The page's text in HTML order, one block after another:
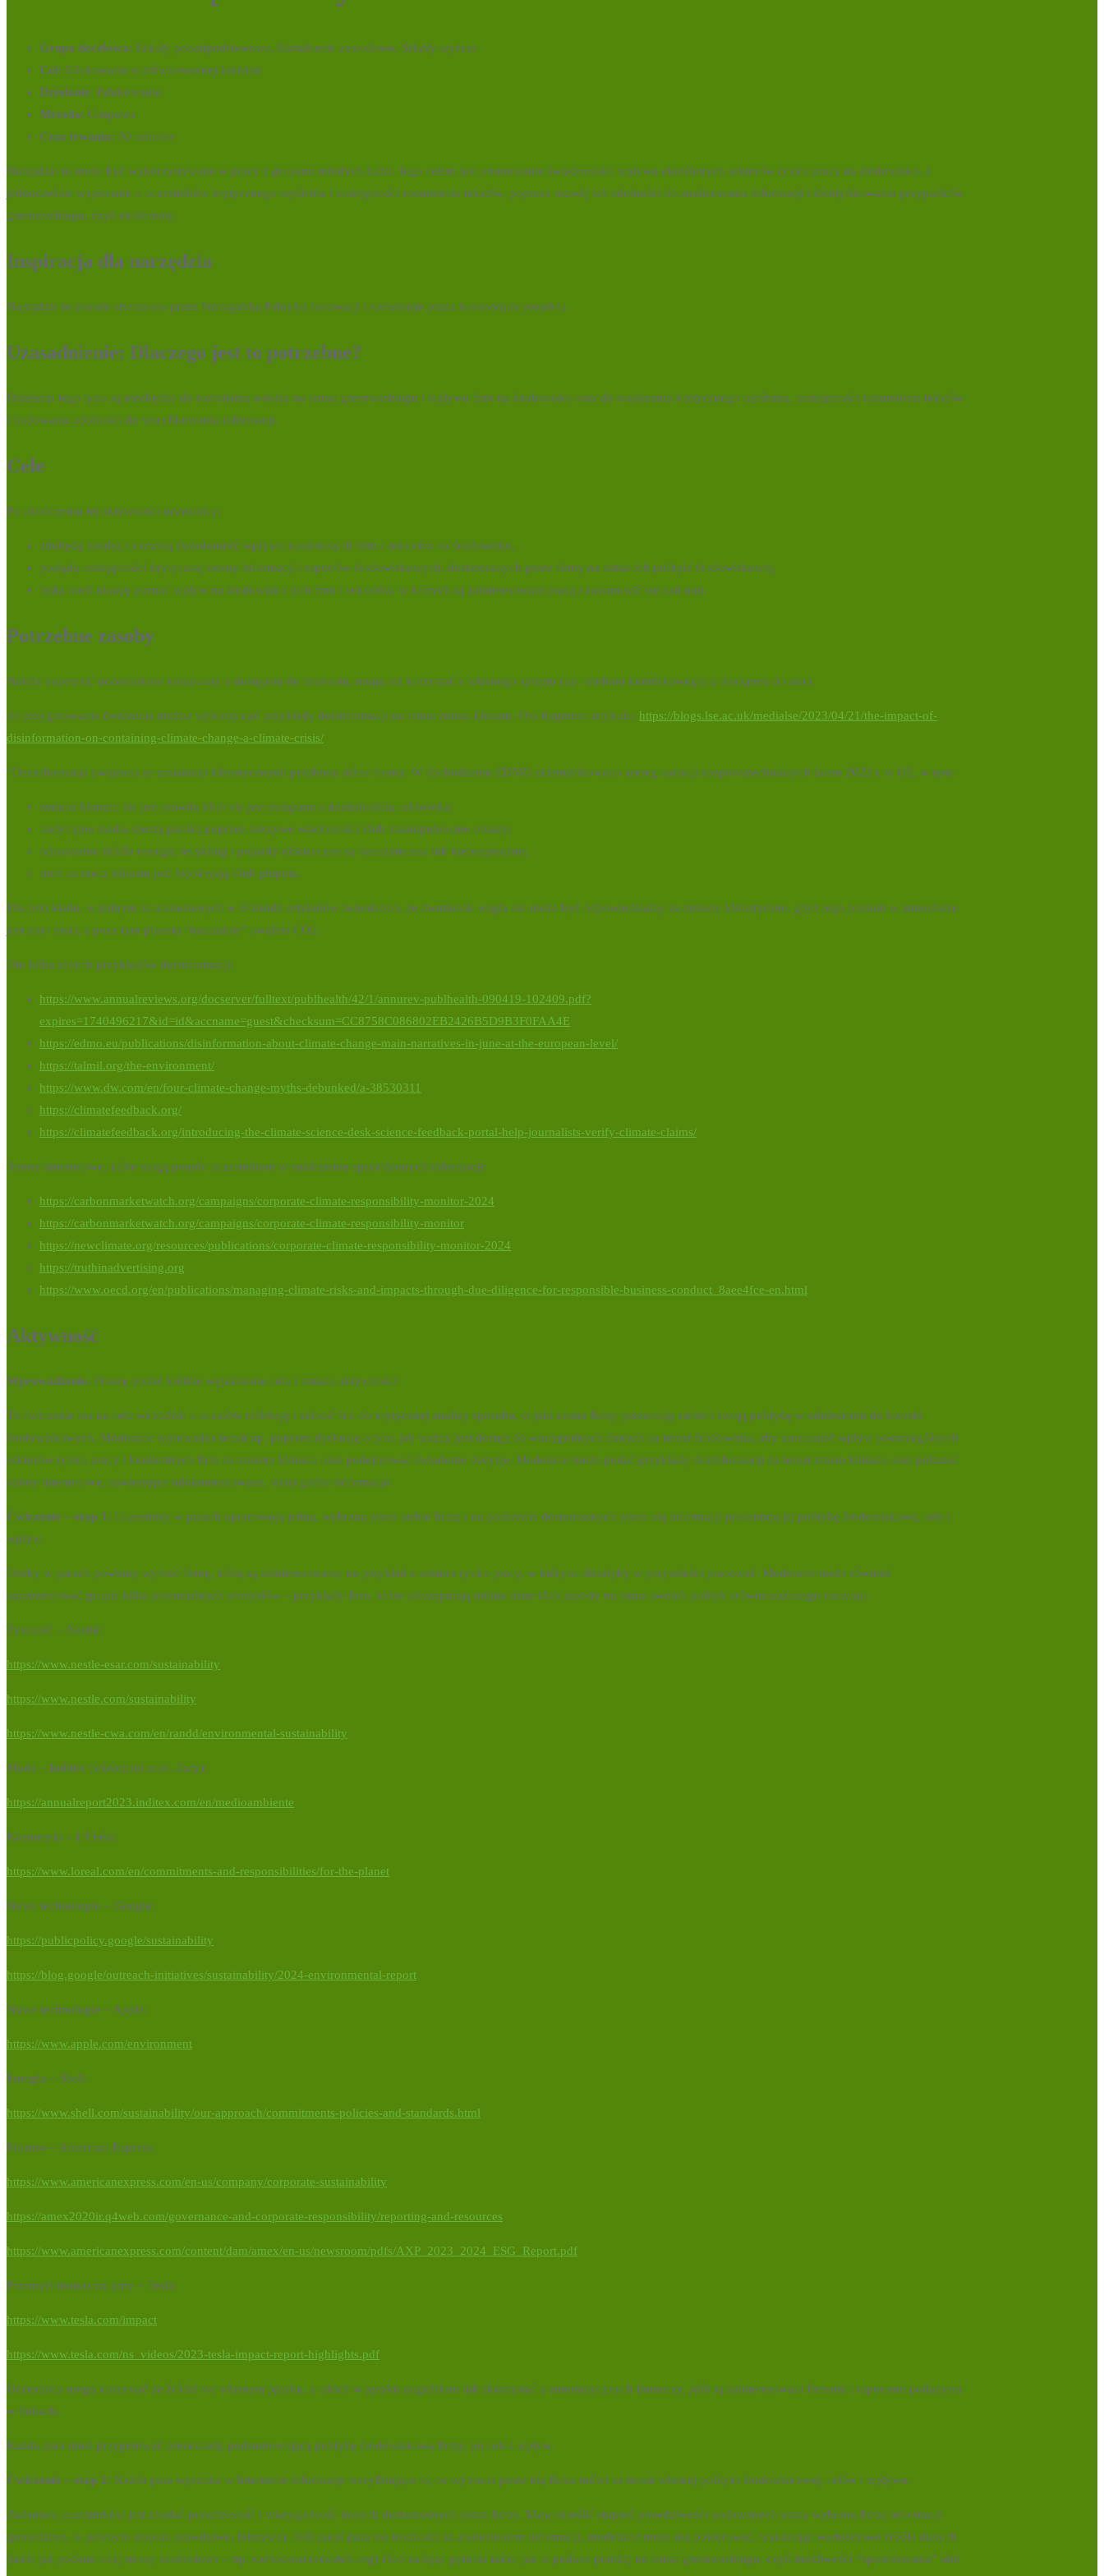
Grupa docelowa: Szkoły ponadpodstawowe, Kształcenie zawodowe, Szkoły wyższe
Cel: Edukowanie o zrównoważnej karierze
Działanie: Edukowanie
Metoda: Grupowa
Czas trwania: 90 minutes
Narzędzie to może być wykorzystywane w pracy z grupami młodych ludzi. Jego celem jest promowanie świadomości wpływu określonych sektorów rynku pracy na środowisko, a
jednocześnie wspieranie u uczestników krytycznego myślenia i umiejętności rozumienia tekstów, poprzez rozwój ich zdolności do analizowania informacji i identyfikowania przypadków
greenwashingu, czyli ekościemy.
Inspiracja dla narzędzia
Narzędzie to zostało stworzone przez Portugalską Fabrykę Innowacji i rozwinięte przez konsorcjum projektu.
Uzasadnienie: Dlaczego jest to potrzebne?
Działania tego typu są niezbędne do rozwijania wiedzy na temat greenwashingu i wpływu firm na środowisko oraz do wspierania krytycznego myślenia, umiejętności rozumienia tekstów
i budowania zdolności do weryfikowania informacji.
Cele
Po ukończeniu tej aktywności uczestnicy:
zdobędą wiedzę i rozwiną świadomość wpływu konkretnych firm i sektorów na środowisko,
posiądą umiejętności krytycznej oceny informacji i raportów środowiskowych, dostarczanych przez firmy na temat ich polityki środowiskowej,
będą mieli okazję poznać wpływ na środowisko tych firm i sektorów, w których są zainteresowani pracą i zastanowić się nad nim.
Potrzebne zasoby
Należy zapewnić uczestnikom komputery z dostępem do Internetu; mogą też korzystać z własnego sprzętu (np. telefonu komórkowego) z dostępem do sieci.
do przygotowania ćwiczenia można wykorzystać przykłady dezinformacji na temat zmian klimatu. Oto fragment artykułu: https://blogs.lse.ac.uk/medialse/2023/04/21/the-impact-of-
disinformation-on-containing-climate-change-a-climate-crisis/
“Dezinformacja związana ze zmianami klimatycznymi przybiera różne formy. W dochodzeniu EDMO zidentyfikowano szereg narracji rozpowszechnianych latem 2022 r. w UE, w tym:
zmiana klimatu nie jest prawdą i/lub nie jest związana z działalnością człowieka;
tradycyjne media szerzą panikę poprzez fałszywe wiadomości i/lub zmanipulowane obrazy;
odnawialne źródła energii, recykling i pojazdy elektryczne są bezużyteczne lub niebezpieczne;
ruch na rzecz klimatu jest hipokryzją i/lub głupotą.
Dla przykładu, w jednym ze znalezionych w Holandii artykułów twierdzono, że dwutlenek węgla nie może być odpowiedzialny za zmiany klimatyczne, gdyż jego poziom w atmosferze
jest zbyt niski, a poza tym planeta “naturalnie” uwalnia CO2.
Oto kilka innych przykładów dezinformacji:
https://www.annualreviews.org/docserver/fulltext/publhealth/42/1/annurev-publhealth-090419-102409.pdf?
expires=1740496217&id=id&accname=guest&checksum=CC8758C086802EB2426B5D9B3F0FAA4E
https://edmo.eu/publications/disinformation-about-climate-change-main-narratives-in-june-at-the-european-level/
https://talmil.org/the-environment/
https://www.dw.com/en/four-climate-change-myths-debunked/a-38530311
https://climatefeedback.org/
https://climatefeedback.org/introducing-the-climate-science-desk-science-feedback-portal-help-journalists-verify-climate-claims/
Strony internetowe, które mogą pomóc uczestnikom w znalezieniu sprawdzonych informacji:
https://carbonmarketwatch.org/campaigns/corporate-climate-responsibility-monitor-2024
https://carbonmarketwatch.org/campaigns/corporate-climate-responsibility-monitor
https://newclimate.org/resources/publications/corporate-climate-responsibility-monitor-2024
https://truthinadvertising.org
https://www.oecd.org/en/publications/managing-climate-risks-and-impacts-through-due-diligence-for-responsible-business-conduct_8aee4fce-en.html
Aktywność
Wprowadzenie: Proszę podać krótkie wyjaśnienie celu i tematu aktywności
To ćwiczenie ma na celu wzbudzić u uczniów refleksję i skłonić ich do krytycznej analizy sposobu, w jaki znane firmy prezentują siebie i swoją politykę w odniesieniu do kwestii
środowiskowych. Moderator wprowadza temat np. poprzez dyskusję o tym, jak ważny jest dostęp do wiarygodnych danych na temat środowiska, aby zrozumieć wpływ poszczególnych
sektorów rynku pracy i konkretnych firm na zmiany klimatu oraz podejmować świadome decyzje. Moderator może podać przykłady dezinformacji na temat zmian klimatu oraz pokazać
strony internetowe, zawierające udokumentowane, wiarygodne informacje.
Ćwiczenie – etap 1: Uczestnicy w parach opracowują jedną, wybraną przez siebie firmę i na podstawie dostarczonych przez nią informacji prezentują jej politykę środowiskową, cele i
wpływ.
Osoby w parach powinny wybrać firmę, którą są zainteresowane; na przykład z sektora rynku pracy, w którym chciałyby w przyszłości pracować. Moderator może również
zaprezentować grupie kilka potencjalnych pomysłów – przykłady firm, które udostępniają online dane i/lub raporty na temat swoich polityk zrównoważonego rozwoju:
Żywność – Nestlé:
https://www.nestle-esar.com/sustainability
https://www.nestle.com/sustainability
https://www.nestle-cwa.com/en/randd/environmental-sustainability
Moda – Inditex (właściciel m.in. Zary):
https://annualreport2023.inditex.com/en/medioambiente
Kosmetyki – L’Oréal:
https://www.loreal.com/en/commitments-and-responsibilities/for-the-planet
Nowe technologie – Google:
https://publicpolicy.google/sustainability
https://blog.google/outreach-initiatives/sustainability/2024-environmental-report
Nowe technologie – Apple:
https://www.apple.com/environment
Energia – Shell:
https://www.shell.com/sustainability/our-approach/commitments-policies-and-standards.html
Finanse – American Express:
https://www.americanexpress.com/en-us/company/corporate-sustainability
https://amex2020ir.q4web.com/governance-and-corporate-responsibility/reporting-and-resources
https://www.americanexpress.com/content/dam/amex/en-us/newsroom/pdfs/AXP_2023_2024_ESG_Report.pdf
Przemysł motoryzacyjny – Tesla:
https://www.tesla.com/impact
https://www.tesla.com/ns_videos/2023-tesla-impact-report-highlights.pdf
Uczestnicy mogą korzystać ze źródeł we własnym języku, z takich w języku angielskim lub skorzystać z automatycznych tłumaczy, jeśli są zainteresowani firmami i raportami podanymi
w linkach.
Każda para musi przygotować prezentację podsumowującą politykę środowiskową firmy, jej cele i wpływ.
Ćwiczenie – etap 2: Każda para wyszuka w Internecie informacje weryfikujące to, co wybrana przez nią firma mówi na temat własnej polityki środowiskowej, celów i wpływu.
Zadaniem uczestników jest zbadać prawdziwość i wiarygodność danych dostarczonych przez firmy. Mają określić stopień prawdziwości podawanych przez wybraną firmę informacji
(prawdziwe, w pewnym stopniu prawdziwe, fałszywe). Jeśli jakaś para ma trudności ze znalezieniem informacji, moderator może nią pokierować, wskazując wartościowe źródła danych
(takie jak podane tutaj strony internetowe – np. carbonmarketwatch.org) i/lub zadając pytania takie, jak te podane poniżej na temat greenwashingu, czyli możliwości “sprzedawania” idei